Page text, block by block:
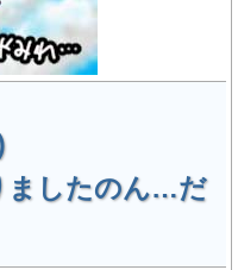
ましたのん…だ